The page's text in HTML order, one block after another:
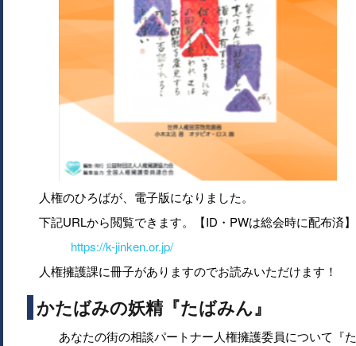
人権のひろばが、電子版になりました。
下記URLから閲覧できます。【ID・PWは総会時に配布済】
https://k-jinken.or.jp/
人権擁護課に冊子がありますのでお読みいただけます！
かたばみの妖精『たばみん』
あなたの街の相談パートナー人権擁護委員について『